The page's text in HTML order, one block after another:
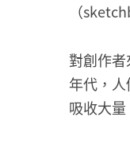
（
對創作
年代，
吸收大